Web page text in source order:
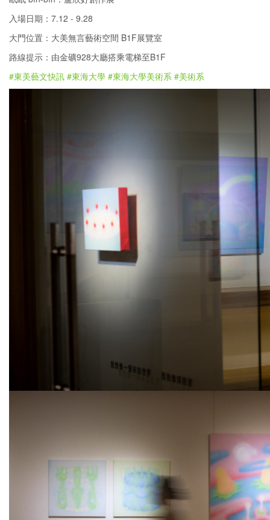
入場日期：7.12 - 9.28
大門位置：大美無言藝術空間 B1F展覽室
路線提示：由金礦928大廳搭乘電梯至B1F
#東美藝文快訊 #東海大學 #東海大學美術系 #美術系